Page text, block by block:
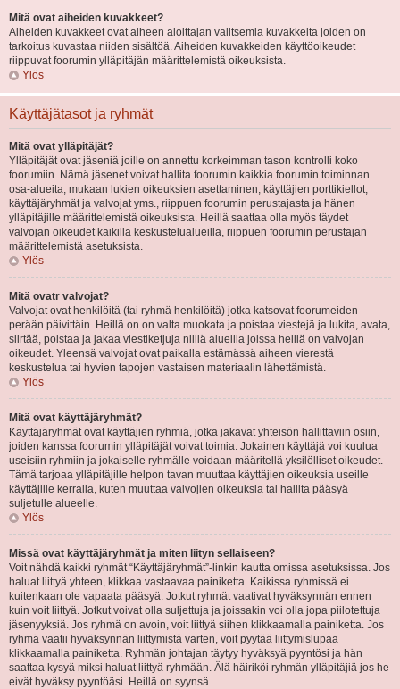
Mitä ovat aiheiden kuvakkeet?
Aiheiden kuvakkeet ovat aiheen aloittajan valitsemia kuvakkeita joiden on
tarkoitus kuvastaa niiden sisältöä. Aiheiden kuvakkeiden käyttöoikeudet
riippuvat foorumin ylläpitäjän määrittelemistä oikeuksista.
Ylös
Käyttäjätasot ja ryhmät
Mitä ovat ylläpitäjät?
Ylläpitäjät ovat jäseniä joille on annettu korkeimman tason kontrolli koko
foorumiin. Nämä jäsenet voivat hallita foorumin kaikkia foorumin toiminnan
osa-alueita, mukaan lukien oikeuksien asettaminen, käyttäjien porttikiellot,
käyttäjäryhmät ja valvojat yms., riippuen foorumin perustajasta ja hänen
ylläpitäjille määrittelemistä oikeuksista. Heillä saattaa olla myös täydet
valvojan oikeudet kaikilla keskustelualueilla, riippuen foorumin perustajan
määrittelemistä asetuksista.
Ylös
Mitä ovatr valvojat?
Valvojat ovat henkilöitä (tai ryhmä henkilöitä) jotka katsovat foorumeiden
perään päivittäin. Heillä on on valta muokata ja poistaa viestejä ja lukita, avata,
siirtää, poistaa ja jakaa viestiketjuja niillä alueilla joissa heillä on valvojan
oikeudet. Yleensä valvojat ovat paikalla estämässä aiheen vierestä
keskustelua tai hyvien tapojen vastaisen materiaalin lähettämistä.
Ylös
Mitä ovat käyttäjäryhmät?
Käyttäjäryhmät ovat käyttäjien ryhmiä, jotka jakavat yhteisön hallittaviin osiin,
joiden kanssa foorumin ylläpitäjät voivat toimia. Jokainen käyttäjä voi kuulua
useisiin ryhmiin ja jokaiselle ryhmälle voidaan määritellä yksilölliset oikeudet.
Tämä tarjoaa ylläpitäjille helpon tavan muuttaa käyttäjien oikeuksia useille
käyttäjille kerralla, kuten muuttaa valvojien oikeuksia tai hallita pääsyä
suljetulle alueelle.
Ylös
Missä ovat käyttäjäryhmät ja miten liityn sellaiseen?
Voit nähdä kaikki ryhmät “Käyttäjäryhmät”-linkin kautta omissa asetuksissa. Jos
haluat liittyä yhteen, klikkaa vastaavaa painiketta. Kaikissa ryhmissä ei
kuitenkaan ole vapaata pääsyä. Jotkut ryhmät vaativat hyväksynnän ennen
kuin voit liittyä. Jotkut voivat olla suljettuja ja joissakin voi olla jopa piilotettuja
jäsenyyksiä. Jos ryhmä on avoin, voit liittyä siihen klikkaamalla painiketta. Jos
ryhmä vaatii hyväksynnän liittymistä varten, voit pyytää liittymislupaa
klikkaamalla painiketta. Ryhmän johtajan täytyy hyväksyä pyyntösi ja hän
saattaa kysyä miksi haluat liittyä ryhmään. Älä häiriköi ryhmän ylläpitäjiä jos he
eivät hyväksy pyyntöäsi. Heillä on syynsä.